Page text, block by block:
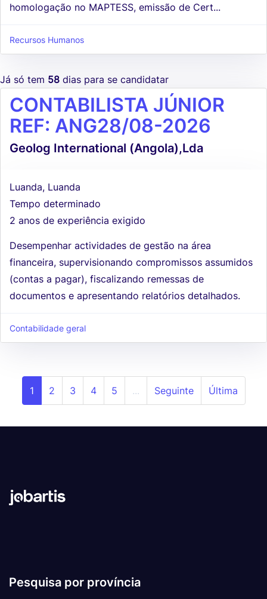
homologação no MAPTESS, emissão de Cert...
Recursos Humanos
Já só tem 58 dias para se candidatar
CONTABILISTA JÚNIOR
REF: ANG28/08-2026
Geolog International (Angola),Lda
Luanda, Luanda
Tempo determinado
2 anos de experiência exigido
Desempenhar actividades de gestão na área
financeira, supervisionando compromissos assumidos
(contas a pagar), fiscalizando remessas de
documentos e apresentando relatórios detalhados.
Contabilidade geral
1 2 3 4 5 ... Seguinte Última
Pesquisa por província